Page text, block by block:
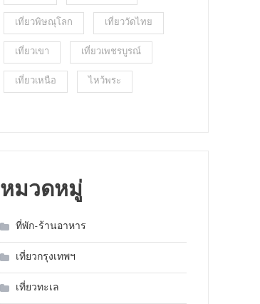
เที่ยวพิษณุโลก เที่ยววัดไทย
เที่ยวเขา เที่ยวเพชรบูรณ์
เที่ยวเหนือ ไหว้พระ
หมวดหมู่
ที่พัก-ร้านอาหาร
เที่ยวกรุงเทพฯ
เที่ยวทะเล